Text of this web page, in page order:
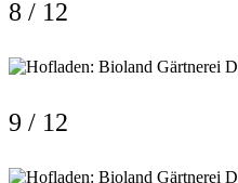
8 / 12
9 / 12